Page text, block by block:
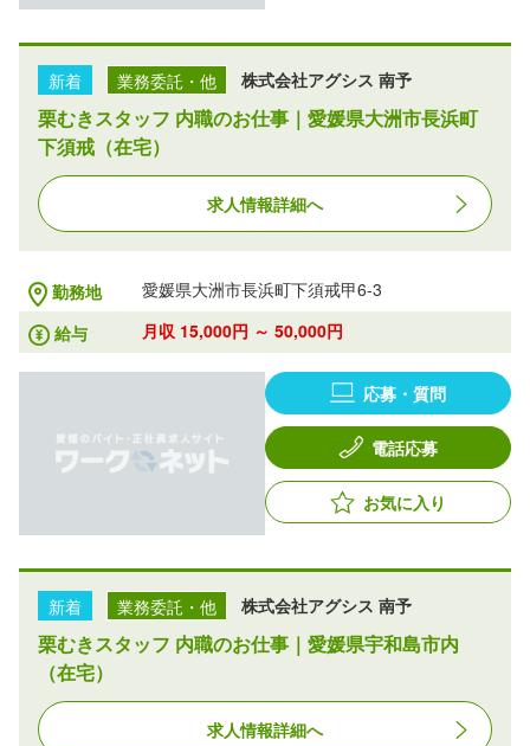
新着 業務委託・他 株式会社アグシス 南予
栗むきスタッフ 内職のお仕事｜愛媛県大洲市長浜町
下須戒（在宅）
求人情報詳細へ
勤務地
愛媛県大洲市長浜町下須戒甲6-3
給与
月収 15,000円 ～ 50,000円
応募・質問
電話応募
お気に入り
新着 業務委託・他 株式会社アグシス 南予
栗むきスタッフ 内職のお仕事｜愛媛県宇和島市内
（在宅）
求人情報詳細へ